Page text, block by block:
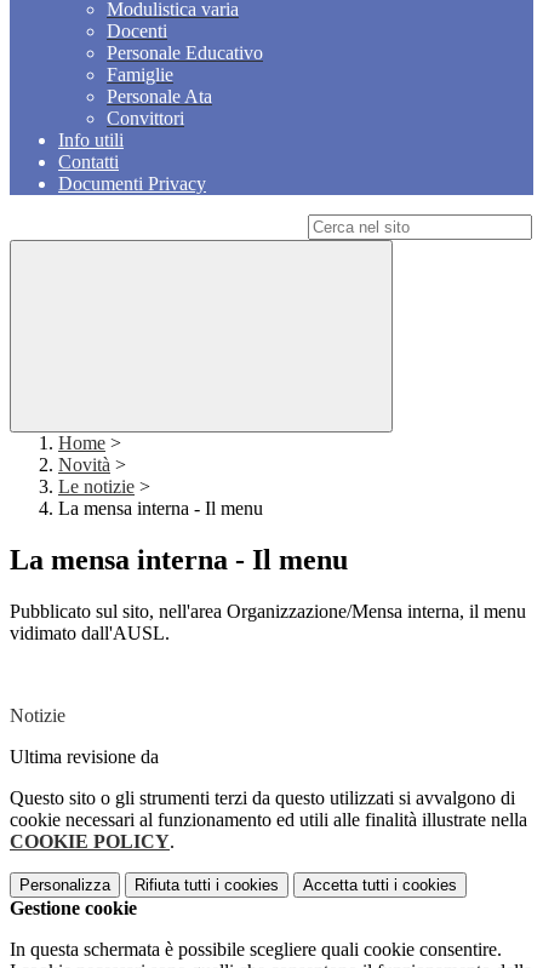
Modulistica varia
Docenti
Personale Educativo
Famiglie
Personale Ata
Convittori
Info utili
Contatti
Documenti Privacy
Home >
Novità >
Le notizie >
La mensa interna - Il menu
La mensa interna - Il menu
Pubblicato sul sito, nell'area Organizzazione/Mensa interna, il menu
vidimato dall'AUSL.
Notizie
Ultima revisione da
Questo sito o gli strumenti terzi da questo utilizzati si avvalgono di
cookie necessari al funzionamento ed utili alle finalità illustrate nella
COOKIE POLICY.
Personalizza Rifiuta tutti i cookies Accetta tutti i cookies
Gestione cookie
In questa schermata è possibile scegliere quali cookie consentire.